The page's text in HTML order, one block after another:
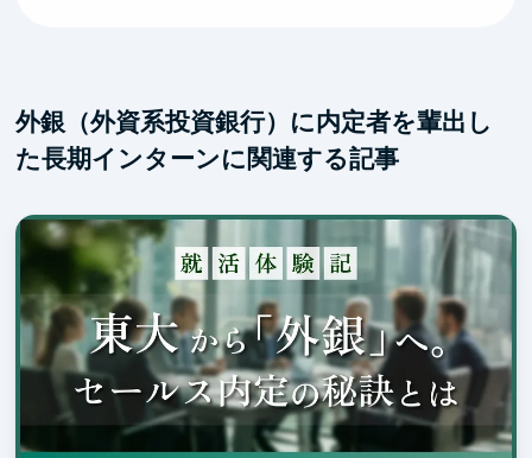
外銀（外資系投資銀行）に内定者を輩出し
た長期インターンに関連する記事